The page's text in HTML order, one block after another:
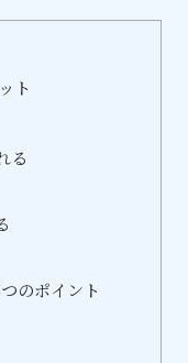
ト
る
のポイント